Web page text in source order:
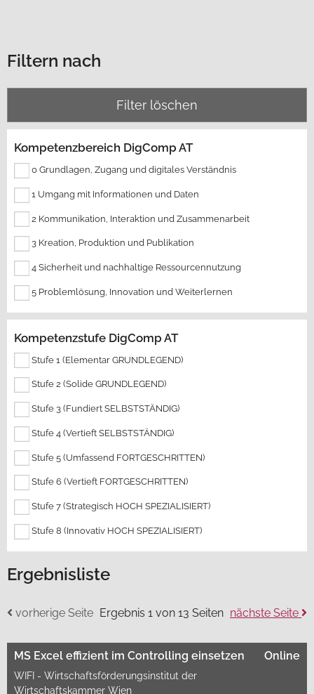
Filtern nach
Filter löschen
Kompetenzbereich DigComp AT
0 Grundlagen, Zugang und digitales Verständnis
1 Umgang mit Informationen und Daten
2 Kommunikation, Interaktion und Zusammenarbeit
3 Kreation, Produktion und Publikation
4 Sicherheit und nachhaltige Ressourcennutzung
5 Problemlösung, Innovation und Weiterlernen
Kompetenzstufe DigComp AT
Stufe 1 (Elementar GRUNDLEGEND)
Stufe 2 (Solide GRUNDLEGEND)
Stufe 3 (Fundiert SELBSTSTÄNDIG)
Stufe 4 (Vertieft SELBSTSTÄNDIG)
Stufe 5 (Umfassend FORTGESCHRITTEN)
Stufe 6 (Vertieft FORTGESCHRITTEN)
Stufe 7 (Strategisch HOCH SPEZIALISIERT)
Stufe 8 (Innovativ HOCH SPEZIALISIERT)
Ergebnisliste
vorherige Seite Ergebnis 1 von 13 Seiten nächste Seite
MS Excel effizient im Controlling einsetzen
WIFI - Wirtschaftsförderungsinstitut der
Wirtschaftskammer Wien
Online